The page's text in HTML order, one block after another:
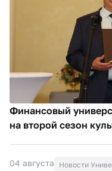
Финансовый
на второй сезон
04 августа Новости